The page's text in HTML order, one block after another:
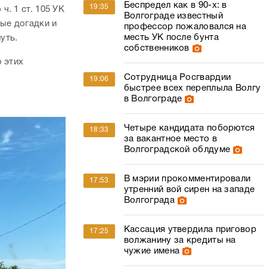
1 ст. 105 УК
догадки и
этих
19:35
Беспредел как в 90-х: в
Волгограде известный
профессор пожаловался на
месть УК после бунта
собственников
19:06
Сотрудница Росгвардии
быстрее всех переплыла Волгу
в Волгограде
18:33
Четыре кандидата поборются
за вакантное место в
Волгоградской облдуме
17:53
В мэрии прокомментировали
утренний вой сирен на западе
Волгограда
17:25
Кассация утвердила приговор
волжанину за кредиты на
чужие имена